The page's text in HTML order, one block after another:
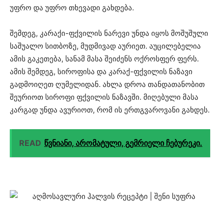
უფრო და უფრო თხევადი გახდება.
შემდეგ, კარაქი-ფქვილის ნარევი უნდა იყოს მოშუშული
საშუალო სითბოზე, მუდმივად აურიეთ. აუცილებელია
ამის გაკეთება, სანამ მასა შეიძენს ოქროსფერ ფერს.
ამის შემდეგ, სიროფისა და კარაქ-ფქვილის ნაზავი
გადმოიღეთ ღუმელიდან. ახლა დროა თანდათანობით
შეურიოთ სიროფი ფქვილის ნაზავში. მიღებული მასა
კარგად უნდა ავურიოთ, რომ ის ერთგვაროვანი გახდეს.
READ წვნიანი, არომატული, გემრიელი ჩებურეკი.